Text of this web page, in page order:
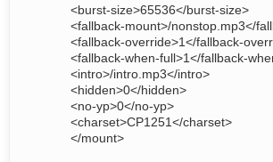
<burst-size>65536</burst-size>
<fallback-mount>/nonstop.mp3</
<fallback-override>1</fallback-
<fallback-when-full>1</fallback-
<intro>/intro.mp3</intro>
<hidden>0</hidden>
<no-yp>0</no-yp>
<charset>CP1251</charset>
</mount>